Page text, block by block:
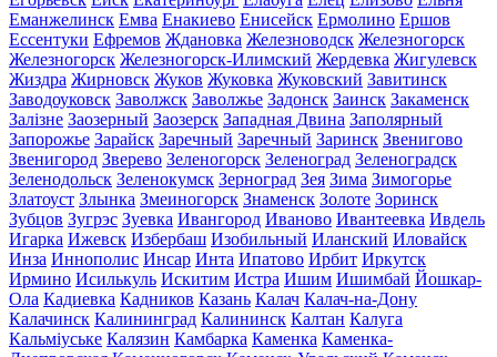
Еманжелинск Емва Енакиево Енисейск Ермолино Ершов
Ессентуки Ефремов Ждановка Железноводск Железногорск
Железногорск Железногорск-Илимский Жердевка Жигулевск
Жиздра Жирновск Жуков Жуковка Жуковский Завитинск
Заводоуковск Заволжск Заволжье Задонск Заинск Закаменск
Залізне Заозерный Заозерск Западная Двина Заполярный
Запорожье Зарайск Заречный Заречный Заринск Звенигово
Звенигород Зверево Зеленогорск Зеленоград Зеленоградск
Зеленодольск Зеленокумск Зерноград Зея Зима Зимогорье
Златоуст Злынка Змеиногорск Знаменск Золоте Зоринск
Зубцов Зугрэс Зуевка Ивангород Иваново Ивантеевка Ивдель
Игарка Ижевск Избербаш Изобильный Иланский Иловайск
Инза Иннополис Инсар Инта Ипатово Ирбит Иркутск
Ирмино Исилькуль Искитим Истра Ишим Ишимбай Йошкар-
Ола Кадиевка Кадников Казань Калач Калач-на-Дону
Калачинск Калининград Калининск Калтан Калуга
Кальміуське Калязин Камбарка Каменка Каменка-